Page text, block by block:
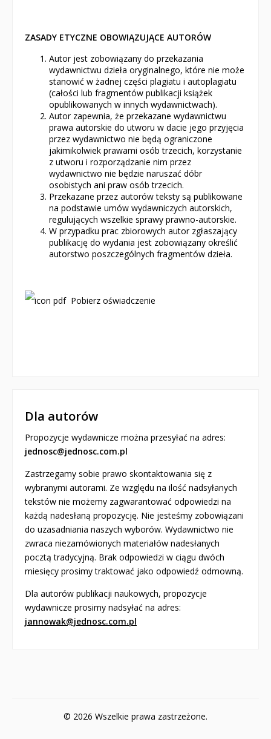
ZASADY ETYCZNE OBOWIĄZUJĄCE AUTORÓW
Autor jest zobowiązany do przekazania
wydawnictwu dzieła oryginalnego, które nie może
stanowić w żadnej części plagiatu i autoplagiatu
(całości lub fragmentów publikacji książek
opublikowanych w innych wydawnictwach).
Autor zapewnia, że przekazane wydawnictwu
prawa autorskie do utworu w dacie jego przyjęcia
przez wydawnictwo nie będą ograniczone
jakimikolwiek prawami osób trzecich, korzystanie
z utworu i rozporządzanie nim przez
wydawnictwo nie będzie naruszać dóbr
osobistych ani praw osób trzecich.
Przekazane przez autorów teksty są publikowane
na podstawie umów wydawniczych autorskich,
regulujących wszelkie sprawy prawno-autorskie.
W przypadku prac zbiorowych autor zgłaszający
publikację do wydania jest zobowiązany określić
autorstwo poszczególnych fragmentów dzieła.
Pobierz oświadczenie
Dla autorów
Propozycje wydawnicze można przesyłać na adres:
jednosc@jednosc.com.pl
Zastrzegamy sobie prawo skontaktowania się z
wybranymi autorami. Ze względu na ilość nadsyłanych
tekstów nie możemy zagwarantować odpowiedzi na
każdą nadesłaną propozycję. Nie jesteśmy zobowiązani
do uzasadniania naszych wyborów. Wydawnictwo nie
zwraca niezamówionych materiałów nadesłanych
pocztą tradycyjną. Brak odpowiedzi w ciągu dwóch
miesięcy prosimy traktować jako odpowiedź odmowną.
Dla autorów publikacji naukowych, propozycje
wydawnicze prosimy nadsyłać na adres:
jannowak@jednosc.com.pl
© 2026 Wszelkie prawa zastrzeżone.